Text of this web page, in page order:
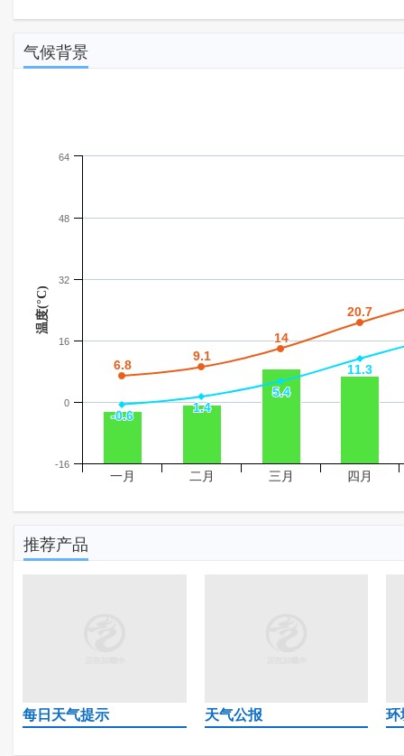
气候背景
温度(°C)
6.8
6.8
9.1
9.1
14
14
20.7
20.7
-0.6
-0.6
1.4
1.4
5.4
5.4
11.3
11.3
一月 二月 三月 四月
-16
0
16
32
48
64
推荐产品
每日天气提示 天气公报